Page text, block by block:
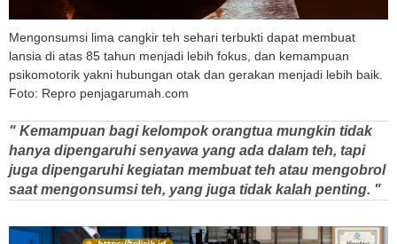
Mengonsumsi lima cangkir teh sehari terbukti dapat membuat
lansia di atas 85 tahun menjadi lebih fokus, dan kemampuan
psikomotorik yakni hubungan otak dan gerakan menjadi lebih baik.
Foto: Repro penjagarumah.com
" Kemampuan bagi kelompok orangtua mungkin tidak
hanya dipengaruhi senyawa yang ada dalam teh, tapi
juga dipengaruhi kegiatan membuat teh atau mengobrol
saat mengonsumsi teh, yang juga tidak kalah penting. "